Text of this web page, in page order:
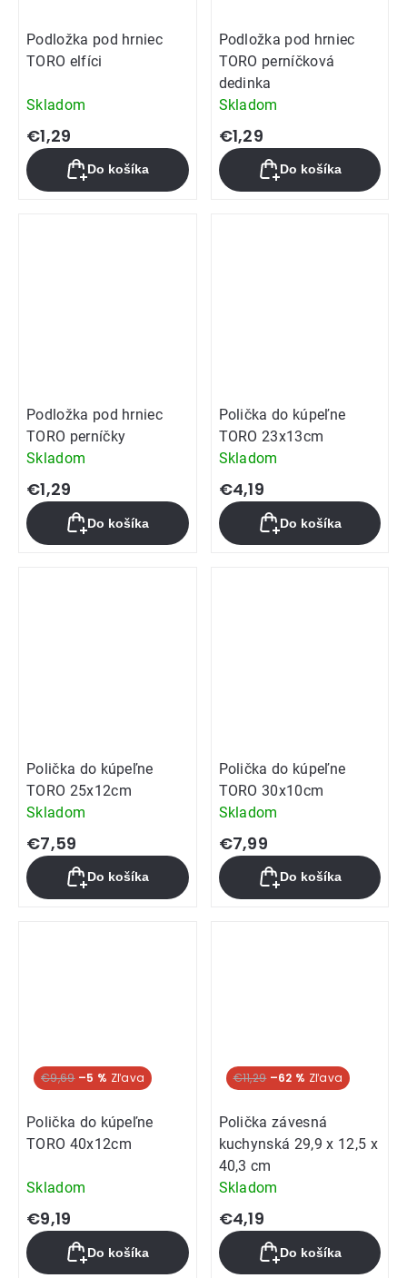
Podložka pod hrniec
TORO elfíci
Skladom
€1,29
Do košíka
Podložka pod hrniec
TORO perníčková
dedinka
Skladom
€1,29
Do košíka
Podložka pod hrniec
TORO perníčky
Skladom
€1,29
Do košíka
Polička do kúpeľne
TORO 23x13cm
Skladom
€4,19
Do košíka
Polička do kúpeľne
TORO 25x12cm
Skladom
€7,59
Do košíka
Polička do kúpeľne
TORO 30x10cm
Skladom
€7,99
Do košíka
€9,69 –5 %
Polička do kúpeľne
TORO 40x12cm
Skladom
€9,19
Do košíka
€11,29 –62 %
Polička závesná
kuchynská 29,9 x 12,5 x
40,3 cm
Skladom
€4,19
Do košíka